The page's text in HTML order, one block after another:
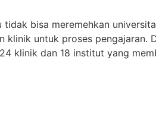
bisa meremehkan
untuk proses pengajaran.
klinik dan 18 institut yang